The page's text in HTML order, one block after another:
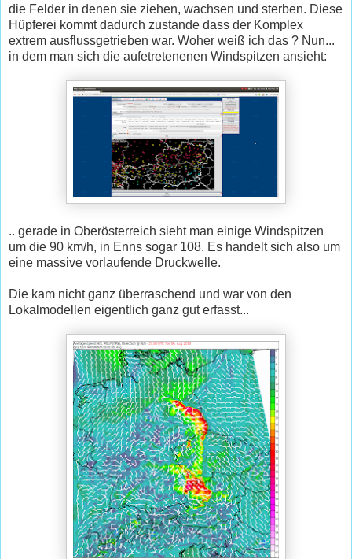
die Felder in denen sie ziehen, wachsen und sterben. Diese
Hüpferei kommt dadurch zustande dass der Komplex
extrem ausflussgetrieben war. Woher weiß ich das ? Nun...
in dem man sich die aufetretenenen Windspitzen ansieht:
.. gerade in Oberösterreich sieht man einige Windspitzen
um die 90 km/h, in Enns sogar 108. Es handelt sich also um
eine massive vorlaufende Druckwelle.
Die kam nicht ganz überraschend und war von den
Lokalmodellen eigentlich ganz gut erfasst...